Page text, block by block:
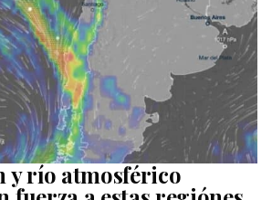
y río atmosférico